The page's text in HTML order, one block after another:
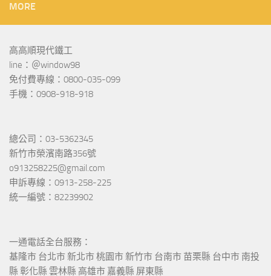
MORE
高高順現代鐵工
line：＠window98
免付費專線：0800-035-099
手機：0908-918-918
總公司：03-5362345
新竹市榮濱南路356號
o913258225@gmail.com
申訴專線：0913-258-225
統一編號：82239902
一通電話全台服務：
基隆市 台北市 新北市 桃園市 新竹市 台南市 苗栗縣 台中市 南投
縣 彰化縣 雲林縣 高雄市 嘉義縣 屏東縣